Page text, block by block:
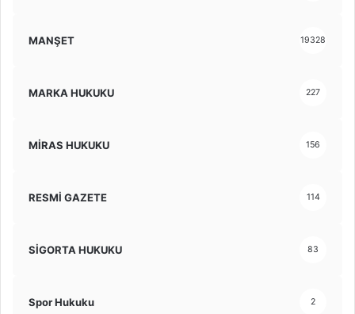
MANŞET 19328
MARKA HUKUKU 227
MİRAS HUKUKU 156
RESMİ GAZETE 114
SİGORTA HUKUKU 83
Spor Hukuku 2